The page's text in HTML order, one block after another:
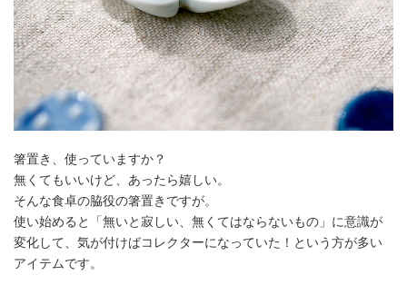
箸置き、使っていますか？
無くてもいいけど、あったら嬉しい。
そんな食卓の脇役の箸置きですが。
使い始めると「無いと寂しい、無くてはならないもの」に意識が
変化して、気が付けばコレクターになっていた！という方が多い
アイテムです。